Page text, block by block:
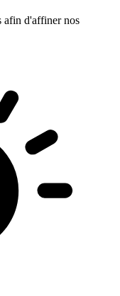
afin d'affiner nos